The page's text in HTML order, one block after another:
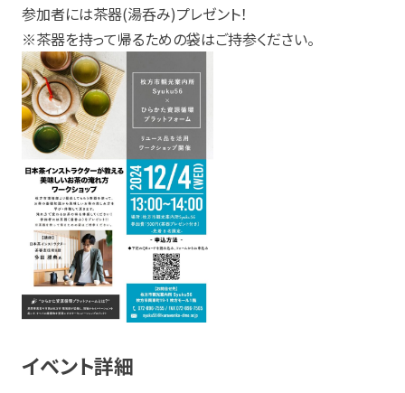
参加者には茶器(湯呑み)プレゼント！
※茶器を持って帰るための袋はご持参ください。
イベント詳細